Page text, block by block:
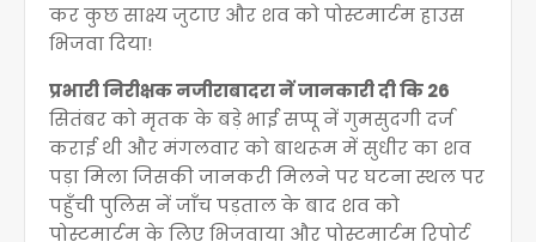
कर कुछ साक्ष्य जुटाए और शव को पोस्टमार्टम हाउस
भिजवा दिया!
प्रभारी निरीक्षक नजीराबादरा नें जानकारी दी कि 26
सितंबर को मृतक के बड़े भाई सप्पू नें गुमसुदगी दर्ज
कराई थी और मंगलवार को बाथरूम में सुधीर का शव
पड़ा मिला जिसकी जानकरी मिलने पर घटना स्थल पर
पहुँची पुलिस नें जाँच पड़ताल के बाद शव को
पोस्टमार्टम के लिए भिजवाया और पोस्टमार्टम रिपोर्ट